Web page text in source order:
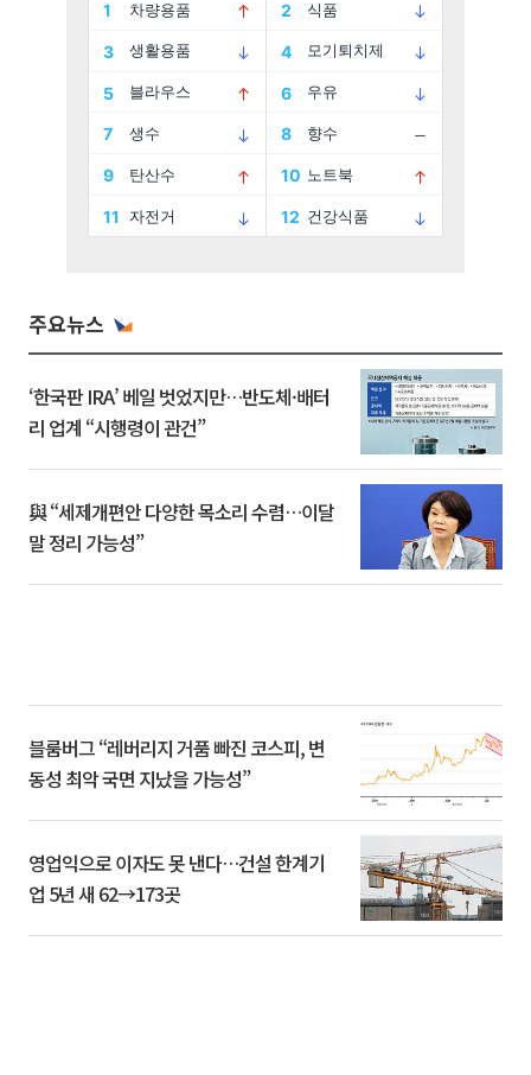
주요뉴스
‘한국판 IRA’ 베일 벗었지만…반도체·배터
리 업계 “시행령이 관건”
與 “세제개편안 다양한 목소리 수렴…이달
말 정리 가능성”
블룸버그 “레버리지 거품 빠진 코스피, 변
동성 최악 국면 지났을 가능성”
영업익으로 이자도 못 낸다…건설 한계기
업 5년 새 62→173곳